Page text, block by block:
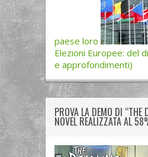
paese loro
Elezioni Europee: del
e approfondimenti)
PROVA LA DEMO DI “THE
NOVEL REALIZZATA AL